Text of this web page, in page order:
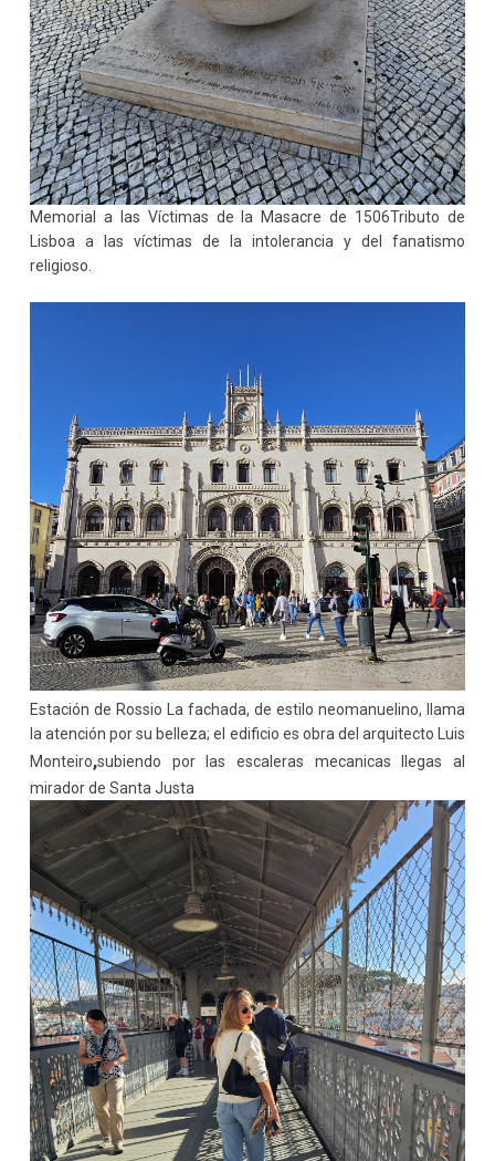
Memorial a las Víctimas de la Masacre de 1506Tributo de
Lisboa a las víctimas de la intolerancia y del fanatismo
religioso.
Estación de Rossio La fachada, de estilo neomanuelino, llama
la atención por su belleza; el edificio es obra del arquitecto Luis
Monteiro,subiendo por las escaleras mecanicas llegas al
mirador de Santa Justa